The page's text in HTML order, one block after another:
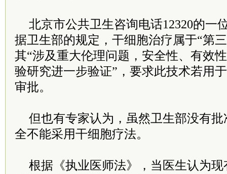
北京市公共卫生咨询电话12320的一
据卫生部的规定，干细胞治疗属于“第
其“涉及重大伦理问题，安全性、有效
验研究进一步验证”，要求此技术若用
审批。
但也有专家认为，虽然卫生部没有
全不能采用干细胞疗法。
根据《执业医师法》，当医生认为